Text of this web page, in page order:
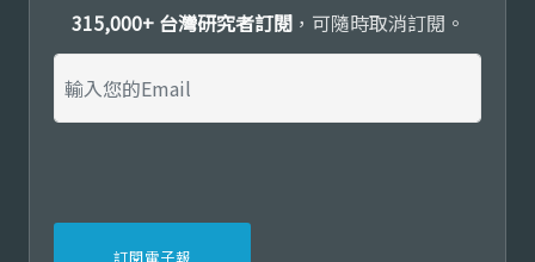
315,000+ 台灣研究者訂閱，可隨時取消訂閱。